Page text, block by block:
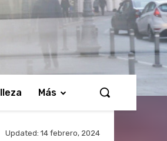
Más
Updated: 14 febrero, 2024